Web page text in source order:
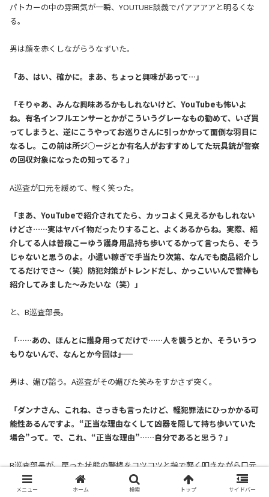
パトカーの中の雰囲気が一瞬、YOUTUBE談義でパアアアアと明るくな
る。
男は顔を赤くしながらうなずいた。
「あ、はい、確かに。まあ、ちょっと興味があって…」
「そりゃあ、みんな興味あるかもしれないけど、YouTubeも怖いよ
ね。有名インフルエンサーとかがこういうグレーなもの勧めて、いざ買
ってしまうと、逆にこうやってお巡りさんに引っかかって面倒な羽目に
なるし。この前は所ジ○ージとか有名人がおすすめしてた玩具銃が警察
の回収対象になったの知ってる？」
A巡査が口元を緩めて、軽く笑った。
「まあ、YouTubeで紹介されてたら、カッコよく見えるかもしれない
けどさ……実はヤバイ物だったりすること、よくあるからね。実際、紹
介してる人は普段こーゆう護身用品持ち歩いてるかって言ったら、そう
じゃないと思うのよ。小遣い稼ぎで手当たり次第、なんでも商品紹介し
てるだけでさ〜（笑）防犯対策がトレンドだし、かっこいいんで警棒も
紹介してみました〜みたいな（笑）」
と、B巡査部長。
「……あの、ほんとに護身用ってだけで……人を襲うとか、そういうつ
もりないんで、なんとか今回は――」
男は、媚び諂う。A巡査がその媚びた笑みをすかさず突く。
「ダンナさん、これね、さっきも言ったけど、軽犯罪法にひっかかる可
能性あるんですよ。“正当な理由なくして凶器を隠して持ち歩いていた
場合”って。で、これ、“正当な理由”……自分であると思う？」
B巡査部長が、戻った状態の警棒をコツコツと指で軽く叩きながら口元
だけで笑う。
メニュー ホーム 検索 トップ サイドバー